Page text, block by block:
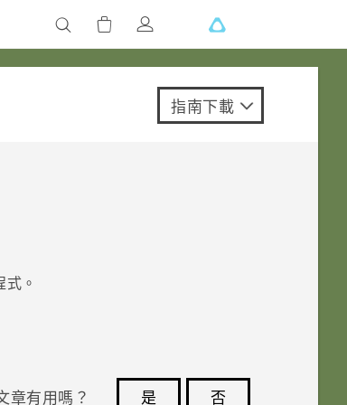
指南下載
。
章有用嗎？ 是 否